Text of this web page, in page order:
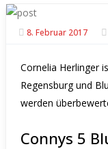
8. Februar 2017
Cornelia Herlinger
Regensburgund
werden
Connys 5